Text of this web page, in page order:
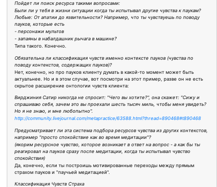
Пойдет ли поиск ресурса такими вопросами:
Были ли у тебя в жизни ситуации когда ты испытывал другие чувства к паукам?
Любые: От апатии до язвительности? Например, что ты чувствуешь по поводу
пауков, которые есть
- персонажи мультов
- запаяны в набалдашник рычага в машине?
Типа такого. Конечно.
Обязательна ли классификация чувств именно контексте пауков (чувства по
поводу контекстов, содержащих пауков)?
Нет, конечно, но про пауков клиенту думать в какой-то момент может быть
актуальнее. Но и в этом случае, вот посмотри на этот пример, разве он не есть
скрытое расширение онтологии чувств клиента:
Вирджиния Сатир никогда не спросит: "Чего вы хотите?", она скажет: "Сижу и
спрашиваю себя, зачем это вы проехали шесть тысяч миль, чтобы меня увидеть?
Но я не знаю, и мне любопытно".
http://community.livejournal.com/metapractice/63588.html?thread=890468#t890468
Предусматривает ли эта система подбора ресурсов чувства из других контекстов,
например "просто спокойствие как во время медитации"?
(якорим ресурсное чувство, которое возникает в ответ на вопрос - а как бы ты
реагировал на пауков сразу после медитации, когда ты испытывал чувство
спокойствия)
Да, конечно, если ты построишь мотивированные переходы между прямым
страхом пауков и "паучьей медитацией".
Классификация Чувств Страха